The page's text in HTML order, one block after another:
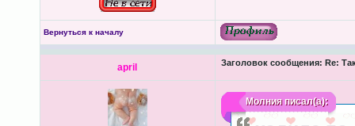
Вернуться к началу
april Заголовок сообщения: Re:
Молнияписал(а):